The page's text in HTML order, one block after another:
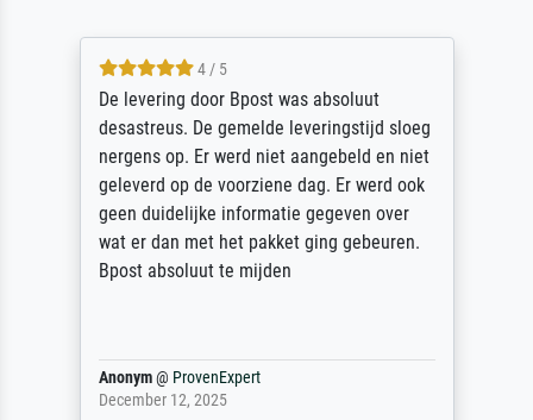
5 / 5
Sehr gute Qualität des Leinwanddrucks und
des Rahmens! Unser Bild wurde sehr
sorgfältig und sicher verpackt, so dass es
unbeschadet bei uns ankam. Es wird nicht
unser letzter Meisterdruck sein. Vielen
Dank!
Reinhold,@ProvenExpert
April 22, 2026